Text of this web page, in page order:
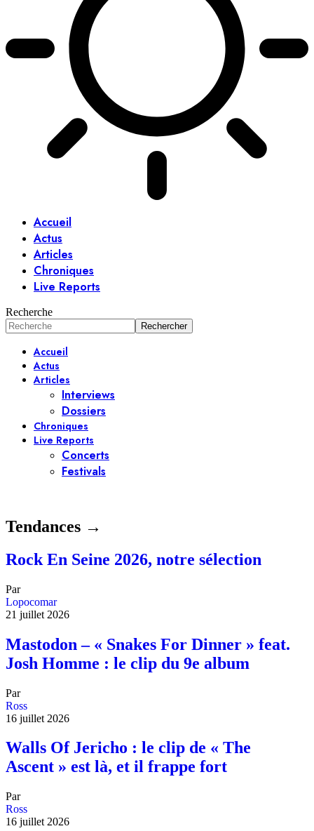
Accueil
Actus
Articles
Chroniques
Live Reports
Recherche
Accueil
Actus
Articles
Interviews
Dossiers
Chroniques
Live Reports
Concerts
Festivals
Tendances →
Rock En Seine 2026, notre sélection
Par
Lopocomar
21 juillet 2026
Mastodon – « Snakes For Dinner » feat.
Josh Homme : le clip du 9e album
Par
Ross
16 juillet 2026
Walls Of Jericho : le clip de « The
Ascent » est là, et il frappe fort
Par
Ross
16 juillet 2026